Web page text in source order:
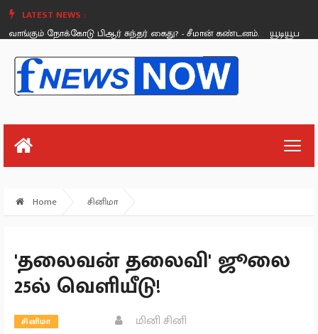
LATEST NEWS :
நோக்கோடு பிஆர் சுந்தர் கைது? - சீமான் கண்டனம்.
யூடியூபர்
Saturday, August 26
Home சினிமா
'தலைவன் தலைவி' ஜூலை
25ல் வெளியீடு!
சினிமா
மினி சினி